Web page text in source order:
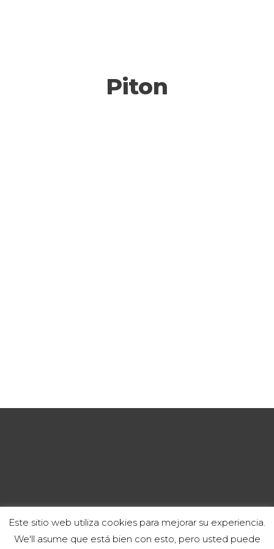
Piton
Este sitio web utiliza cookies para mejorar su experiencia.
We'll asume que está bien con esto, pero usted puede